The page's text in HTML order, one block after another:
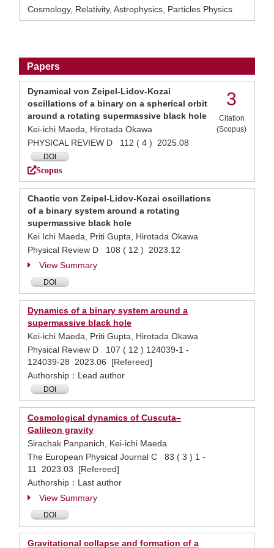
Cosmology, Relativity, Astrophysics, Particles Physics
Papers
Dynamical von Zeipel-Lidov-Kozai
oscillations of a binary on a spherical orbit
around a rotating supermassive black hole
Kei-ichi Maeda, Hirotada Okawa
PHYSICAL REVIEW D 112 ( 4 ) 2025.08
DOI
Scopus
3
Citation
(Scopus)
Chaotic von Zeipel-Lidov-Kozai oscillations
of a binary system around a rotating
supermassive black hole
Kei Ichi Maeda, Priti Gupta, Hirotada Okawa
Physical Review D 108 ( 12 ) 2023.12
View Summary
DOI
Dynamics of a binary system around a
supermassive black hole
Kei-ichi Maeda, Priti Gupta, Hirotada Okawa
Physical Review D 107 ( 12 ) 124039-1 -
124039-28 2023.06 [Refereed]
Authorship：Lead author
DOI
Cosmological dynamics of Cuscuta–
Galileon gravity
Sirachak Panpanich, Kei-ichi Maeda
The European Physical Journal C 83 ( 3 ) 1 -
11 2023.03 [Refereed]
Authorship：Last author
View Summary
DOI
Gravitational collapse and formation of a